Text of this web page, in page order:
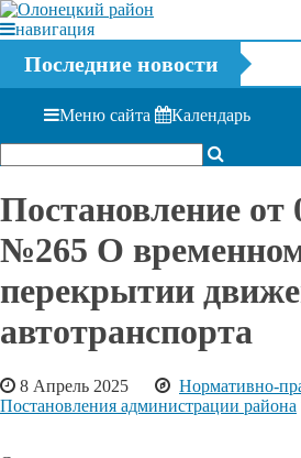
навигация
Последние новости
Меню сайта Календарь
Постановление от
№265 О
перекрытии
автотранспорта
8 Апрель 2025 Нормативно-
Постановления администрации района